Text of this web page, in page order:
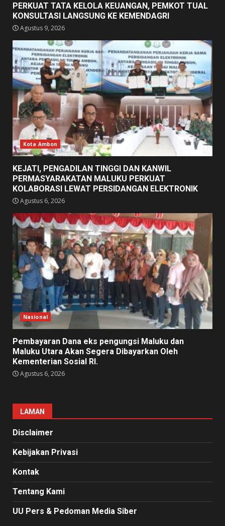
PERKUAT TATA KELOLA KEUANGAN, PEMKOT TUAL
KONSULTASI LANGSUNG KE KEMENDAGRI
Agustus 9, 2026
Kota Ambon
KEJATI, PENGADILAN TINGGI DAN KANWIL
PERMASYARAKATAN MALUKU PERKUAT
KOLABORASI LEWAT PERSIDANGAN ELEKTRONIK
Agustus 6, 2026
Nasional
Pembayaran Dana eks pengungsi Maluku dan
Maluku Utara Akan Segera Dibayarkan Oleh
Kementerian Sosial RI.
Agustus 6, 2026
LAMAN
Disclaimer
Kebijakan Privasi
Kontak
Tentang Kami
UU Pers & Pedoman Media Siber